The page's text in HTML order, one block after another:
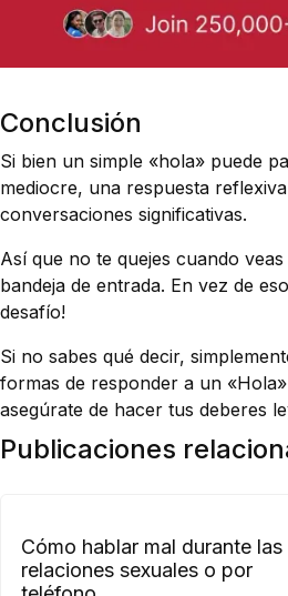
Conclusión
Si bien un simple «hola» puede
mediocre, una respuesta
conversaciones significativas.
Así que no te quejes cuando
bandeja de entrada. En vez de
desafío!
Si no sabes qué decir,
formas de responder a un
asegúrate de hacer tus deberes
Publicaciones
Cómo hablar mal durante las
relaciones sexuales o por